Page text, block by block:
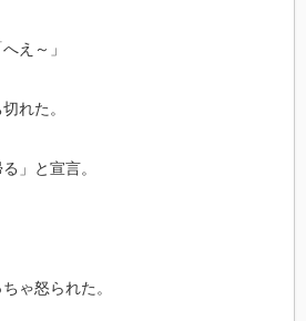
え～」
れた。
」と宣言。
ゃ怒られた。